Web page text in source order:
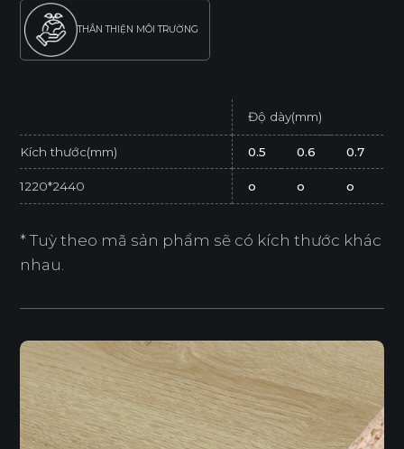
THÂN THIỆN MÔI TRƯỜNG
Độ dày(mm)
Kích thước(mm) 0.5 0.6 0.7
1220*2440 o o o
* Tuỳ theo mã sản phẩm sẽ có kích thước khác
nhau.